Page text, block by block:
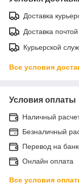
Доставка
Доставка
Курьерской
Все условия
Условия оплаты
Наличный
Безналичный
Перевод на
Онлайн оплата
Все условия